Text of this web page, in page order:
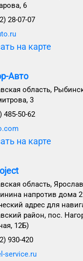
6
28-07-07
на карте
Авто
область,
3
485-50-62
на карте
область,
напротив дома
адрес для
район, пос.
12Б)
930-420
service.ru